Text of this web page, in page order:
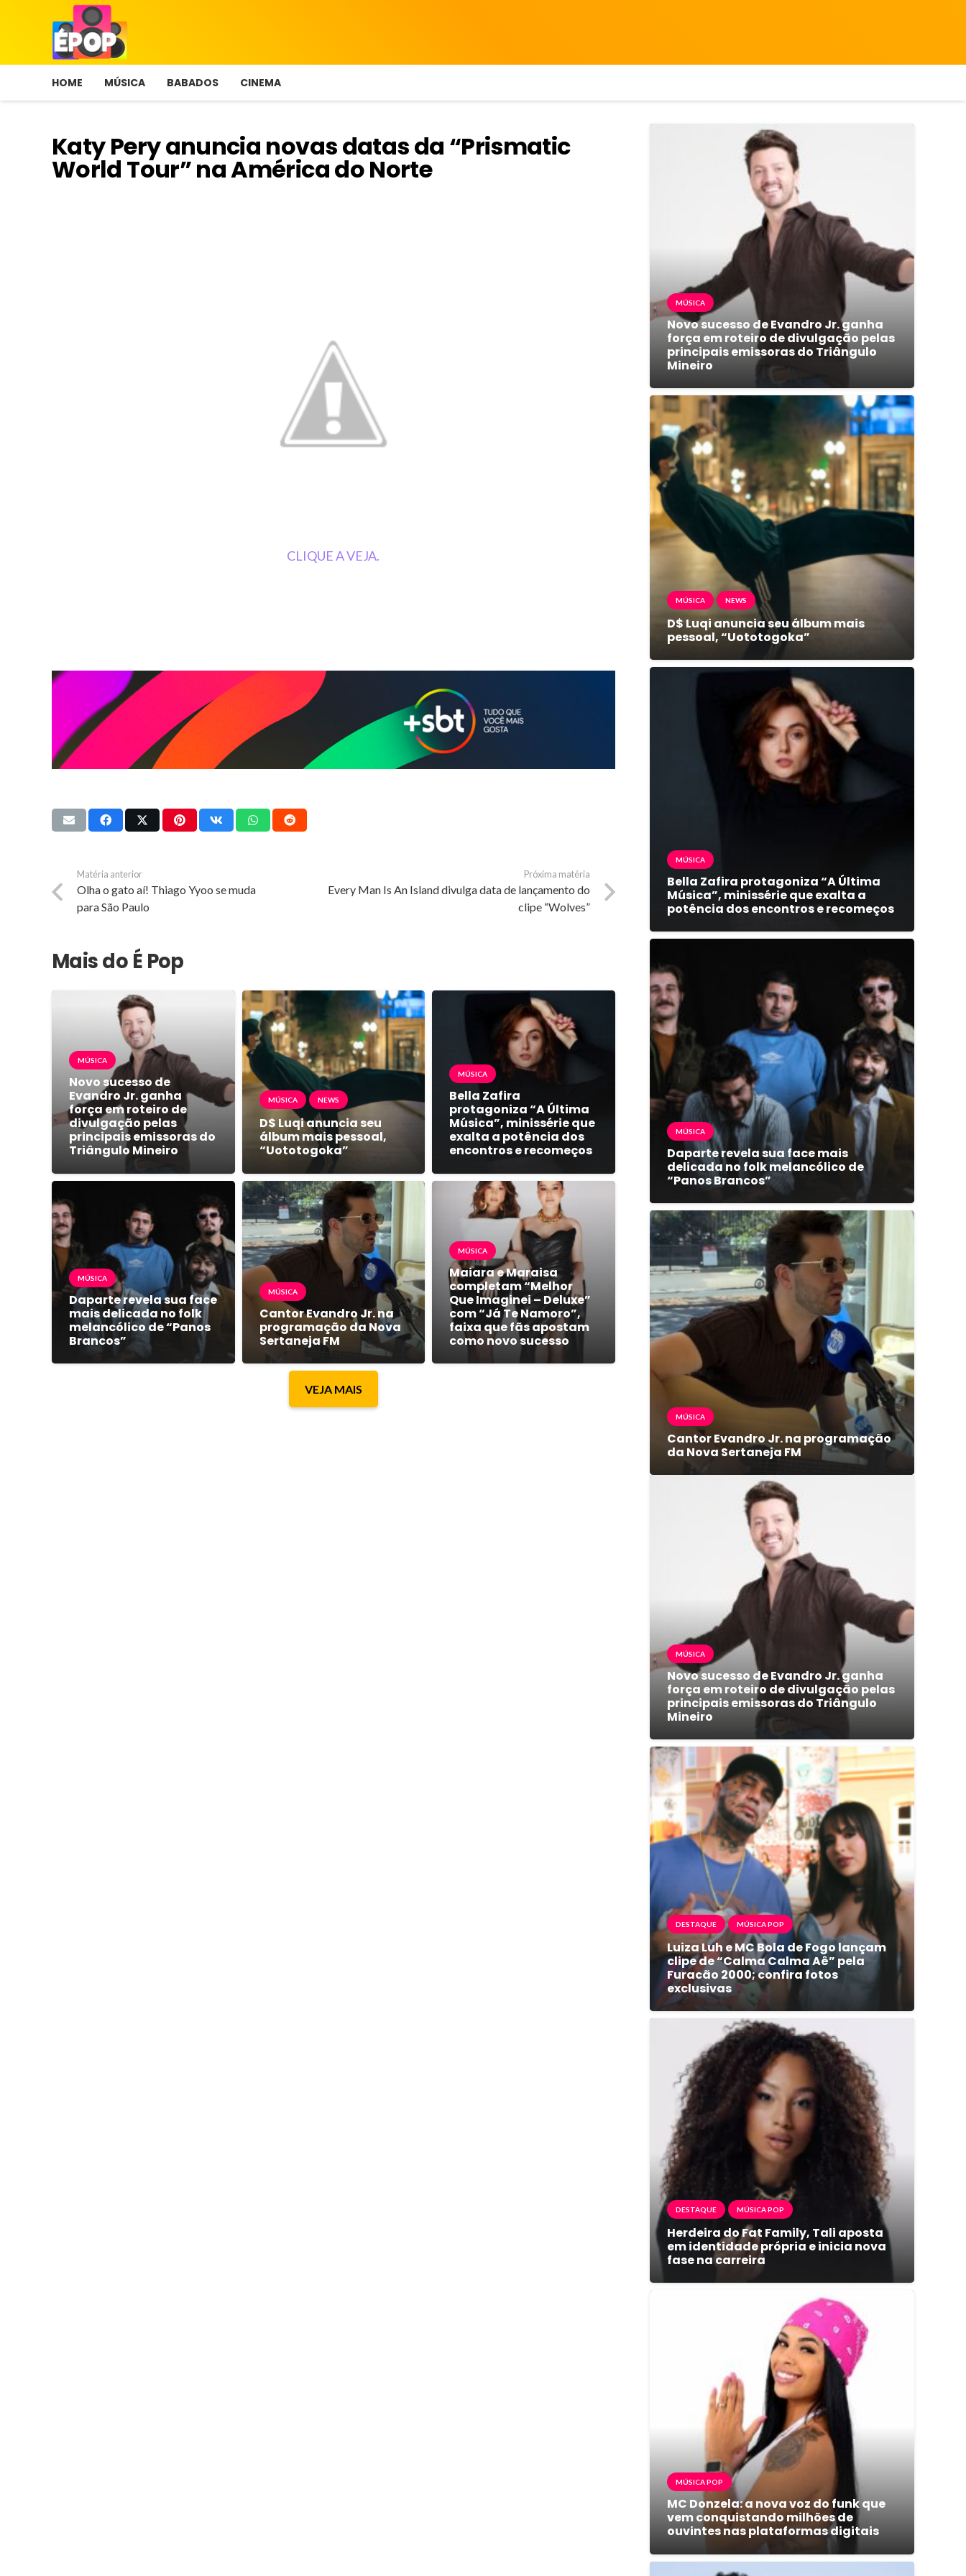
HOME MÚSICA BABADOS CINEMA
Katy Pery anuncia novas datas da “Prismatic
World Tour” na América do Norte
CLIQUE A VEJA.
Matéria anterior
Olha o gato aí! Thiago Yyoo se muda
para São Paulo
Próxima matéria
Every Man Is An Island divulga data de lançamento do
clipe “Wolves”
Mais do É Pop
MÚSICA
Novo sucesso de
Evandro Jr. ganha
força em roteiro de
divulgação pelas
principais emissoras do
Triângulo Mineiro
MÚSICA NEWS
D$ Luqi anuncia seu
álbum mais pessoal,
“Uototogoka”
MÚSICA
Bella Zafira
protagoniza “A Última
Música”, minissérie que
exalta a potência dos
encontros e recomeços
MÚSICA
Daparte revela sua face
mais delicada no folk
melancólico de “Panos
Brancos”
MÚSICA
Cantor Evandro Jr. na
programação da Nova
Sertaneja FM
MÚSICA
Maiara e Maraisa
completam “Melhor
Que Imaginei – Deluxe”
com “Já Te Namoro”,
faixa que fãs apostam
como novo sucesso
VEJA MAIS
MÚSICA
Novo sucesso de Evandro Jr. ganha
força em roteiro de divulgação pelas
principais emissoras do Triângulo
Mineiro
MÚSICA NEWS
D$ Luqi anuncia seu álbum mais
pessoal, “Uototogoka”
MÚSICA
Bella Zafira protagoniza “A Última
Música”, minissérie que exalta a
potência dos encontros e recomeços
MÚSICA
Daparte revela sua face mais
delicada no folk melancólico de
“Panos Brancos”
MÚSICA
Cantor Evandro Jr. na programação
da Nova Sertaneja FM
MÚSICA
Novo sucesso de Evandro Jr. ganha
força em roteiro de divulgação pelas
principais emissoras do Triângulo
Mineiro
DESTAQUE MÚSICA POP
Luiza Luh e MC Bola de Fogo lançam
clipe de “Calma Calma Aê” pela
Furacão 2000; confira fotos
exclusivas
DESTAQUE MÚSICA POP
Herdeira do Fat Family, Tali aposta
em identidade própria e inicia nova
fase na carreira
MÚSICA POP
MC Donzela: a nova voz do funk que
vem conquistando milhões de
ouvintes nas plataformas digitais